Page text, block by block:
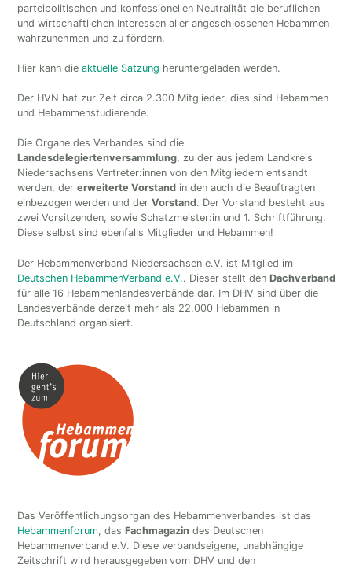
parteipolitischen und konfessionellen Neutralität die beruflichen
und wirtschaftlichen Interessen aller angeschlossenen Hebammen
wahrzunehmen und zu fördern.
Hier kann dieaktuelle Satzung heruntergeladen werden.
Der HVN hat zur Zeit circa 2.300 Mitglieder, dies sind Hebammen
und Hebammenstudierende.
Die Organe des Verbandes sind die
Landesdelegiertenversammlung, zu der aus jedem Landkreis
Niedersachsens Vertreter:innen von den Mitgliedern entsandt
werden, dererweiterte Vorstand in den auch die Beauftragten
einbezogen werden und derVorstand. Der Vorstand besteht aus
zwei Vorsitzenden, sowie Schatzmeister:in und 1. Schriftführung.
Diese selbst sind ebenfalls Mitglieder und Hebammen!
Der Hebammenverband Niedersachsen e.V. ist Mitglied im
Deutschen HebammenVerband e.V.. Dieser stellt denDachverband
für alle 16 Hebammenlandesverbände dar. Im DHV sind über die
Landesverbände derzeit mehr als 22.000 Hebammen in
Deutschland organisiert.
Das Veröffentlichungsorgan des Hebammenverbandes ist das
Hebammenforum, dasFachmagazin des Deutschen
Hebammenverband e.V. Diese verbandseigene, unabhängige
Zeitschrift wird herausgegeben vom DHV und den